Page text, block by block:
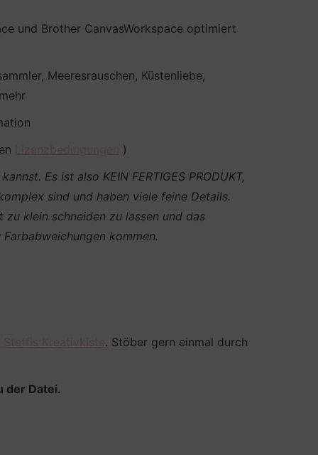
und Brother CanvasWorkspace optimiert
Meeresrauschen, Küstenliebe,
)
Es ist also KEIN FERTIGES PRODUKT,
sind und haben viele feine Details.
klein schneiden zu lassen und das
kommen.
. Stöber gern einmal durch
der Datei.